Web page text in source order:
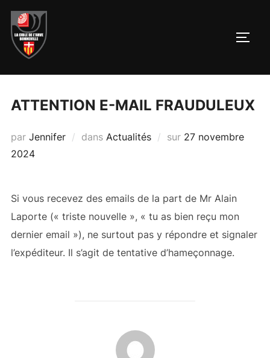
Aller
contenu
ATTENTION E-MAIL FRAUDULEUX
par Jennifer dans Actualités sur Publié
27 novembre
2024
Si vous recevez des emails de la part de Mr Alain
Laporte (« triste nouvelle », « tu as bien reçu mon
dernier email »), ne surtout pas y répondre et signaler
l’expéditeur. Il s’agit de tentative d’hameçonnage.
AUTEUR DE LA PUBLICATION